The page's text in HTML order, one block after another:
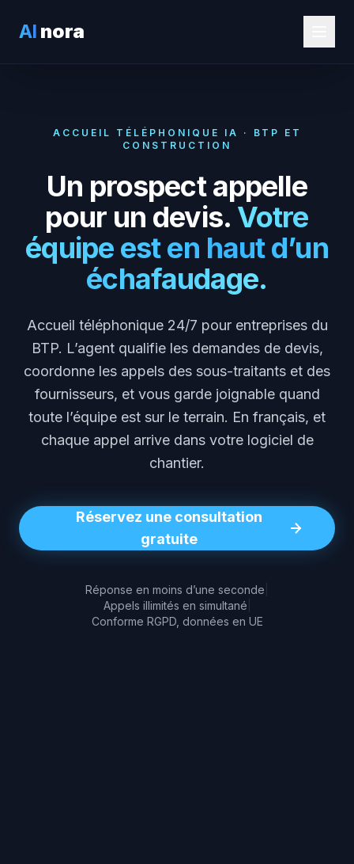
AI nora
ACCUEIL TÉLÉPHONIQUE IA · BTP ET
CONSTRUCTION
Un prospect appelle
pour un devis. Votre
équipe est en haut d’un
échafaudage.
Accueil téléphonique 24/7 pour entreprises du
BTP. L’agent qualifie les demandes de devis,
coordonne les appels des sous-traitants et des
fournisseurs, et vous garde joignable quand
toute l’équipe est sur le terrain. En français, et
chaque appel arrive dans votre logiciel de
chantier.
Réservez une consultation
gratuite
Réponse en moins d’une seconde
Appels illimités en simultané
Conforme RGPD, données en UE